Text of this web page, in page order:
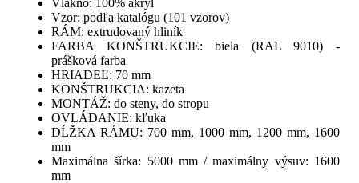
Vzor: podľa katalógu (101 vzorov)
RÁM: extrudovaný hliník
FARBA KONŠTRUKCIE: biela (RAL 9010) -
prášková farba
HRIADEĽ: 70 mm
KONŠTRUKCIA: kazeta
MONTÁŽ: do steny, do stropu
OVLÁDANIE: kľuka
DĹŽKA RÁMU: 700 mm, 1000 mm, 1200 mm, 1600
mm
Maximálna šírka: 5000 mm / maximálny výsuv: 1600
mm